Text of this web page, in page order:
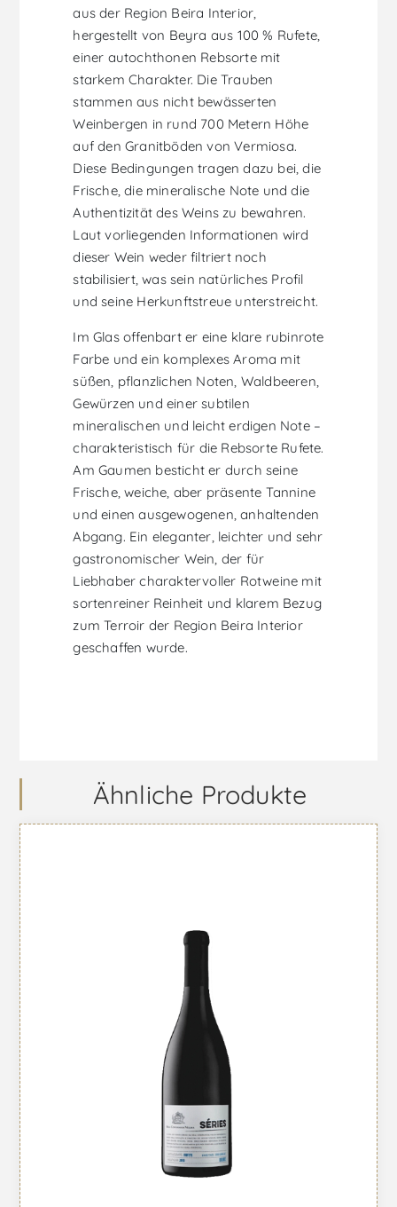
aus der Region Beira Interior,
hergestellt von Beyra aus 100 % Rufete,
einer autochthonen Rebsorte mit
starkem Charakter. Die Trauben
stammen aus nicht bewässerten
Weinbergen in rund 700 Metern Höhe
auf den Granitböden von Vermiosa.
Diese Bedingungen tragen dazu bei, die
Frische, die mineralische Note und die
Authentizität des Weins zu bewahren.
Laut vorliegenden Informationen wird
dieser Wein weder filtriert noch
stabilisiert, was sein natürliches Profil
und seine Herkunftstreue unterstreicht.
Im Glas offenbart er eine klare rubinrote
Farbe und ein komplexes Aroma mit
süßen, pflanzlichen Noten, Waldbeeren,
Gewürzen und einer subtilen
mineralischen und leicht erdigen Note –
charakteristisch für die Rebsorte Rufete.
Am Gaumen besticht er durch seine
Frische, weiche, aber präsente Tannine
und einen ausgewogenen, anhaltenden
Abgang. Ein eleganter, leichter und sehr
gastronomischer Wein, der für
Liebhaber charaktervoller Rotweine mit
sortenreiner Reinheit und klarem Bezug
zum Terroir der Region Beira Interior
geschaffen wurde.
Ähnliche Produkte